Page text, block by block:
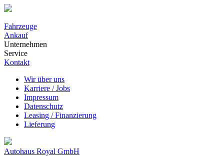
Fahrzeuge
Ankauf
Unternehmen
Service
Kontakt
Wir über uns
Karriere / Jobs
Impressum
Datenschutz
Leasing / Finanzierung
Lieferung
Autohaus Royal GmbH